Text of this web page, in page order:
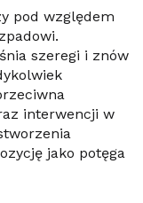
pod względem
szeregi i znów
interwencji w
jako potęga